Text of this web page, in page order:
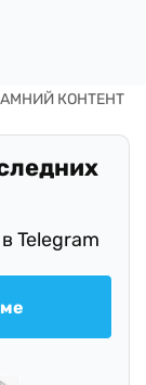
Telegram